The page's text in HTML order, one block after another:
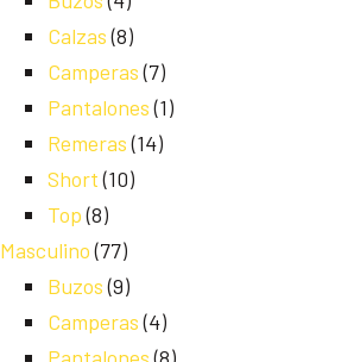
Calzas (8)
Camperas (7)
Pantalones (1)
Remeras (14)
Short (10)
Top (8)
Masculino (77)
Buzos (9)
Camperas (4)